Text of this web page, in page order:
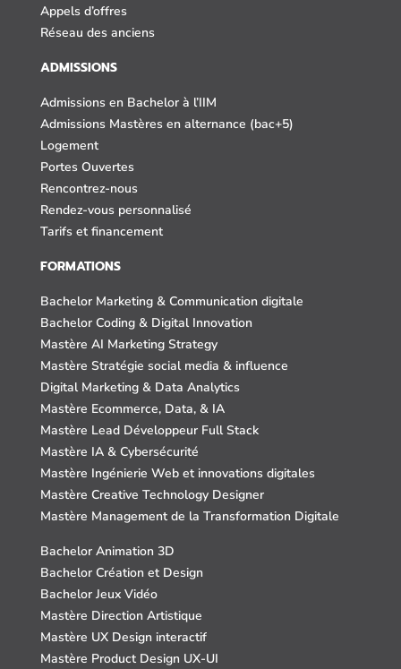
Appels d’offres
Réseau des anciens
ADMISSIONS
Admissions en Bachelor à l’IIM
Admissions Mastères en alternance (bac+5)
Logement
Portes Ouvertes
Rencontrez-nous
Rendez-vous personnalisé
Tarifs et financement
FORMATIONS
Bachelor Marketing & Communication digitale
Bachelor Coding & Digital Innovation
Mastère AI Marketing Strategy
Mastère Stratégie social media & influence
Digital Marketing & Data Analytics
Mastère Ecommerce, Data, & IA
Mastère Lead Développeur Full Stack
Mastère IA & Cybersécurité
Mastère Ingénierie Web et innovations digitales
Mastère Creative Technology Designer
Mastère Management de la Transformation Digitale
Bachelor Animation 3D
Bachelor Création et Design
Bachelor Jeux Vidéo
Mastère Direction Artistique
Mastère UX Design interactif
Mastère Product Design UX-UI